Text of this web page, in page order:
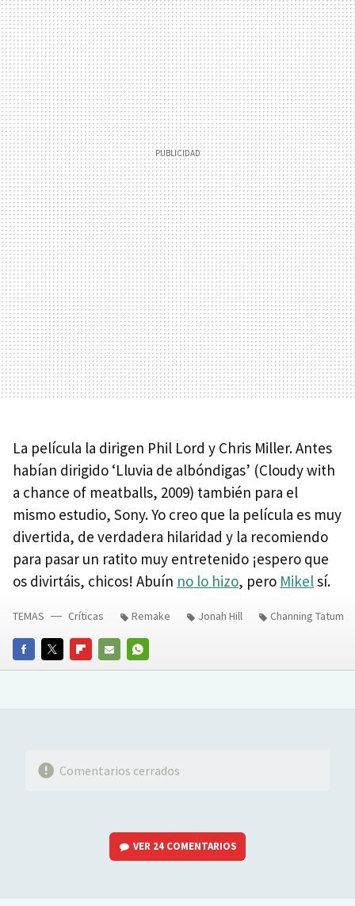
La película la dirigen Phil Lord y Chris Miller. Antes
habían dirigido ‘Lluvia de albóndigas’ (Cloudy with
a chance of meatballs, 2009) también para el
mismo estudio, Sony. Yo creo que la película es muy
divertida, de verdadera hilaridad y la recomiendo
para pasar un ratito muy entretenido ¡espero que
os divirtáis, chicos! Abuín no lo hizo, pero Mikelsí.
FACEBOOKTWITTERFLIPBOARD
E-
WHATSAPP
TEMAS Críticas Remake Jonah Hill Channing Tatum
Comentarios cerrados
VER 24 COMENTARIOS